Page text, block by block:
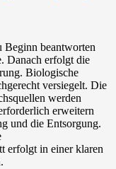
beantworten
Danach erfolgt die
Biologische
versiegelt. Die
werden
erweitern
und die Entsorgung.
erfolgt in einer klaren